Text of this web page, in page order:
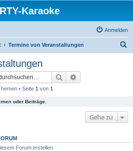
Karaoke
Anmelden
Termine von Veranstaltungen
Suche
• Seite 1 von 1
oder Beiträge.
Gehe zu
Forum erstellen.